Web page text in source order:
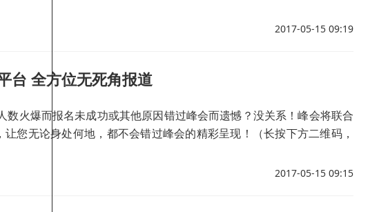
2017-05-15 09:19
台 全方位无死角报道
数火爆而报名未成功或其他原因错过峰会而遗憾？没关系！峰会将联合
您无论身处何地，都不会错过峰会的精彩呈现！（长按下方二维码，
2017-05-15 09:15